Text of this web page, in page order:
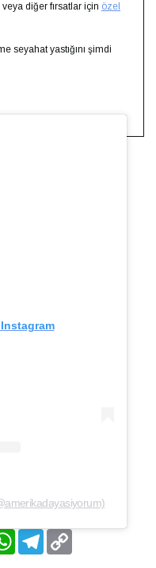
diğer fırsatlar için özel
seyahat yastığını şimdi
WhatsAppTelegram